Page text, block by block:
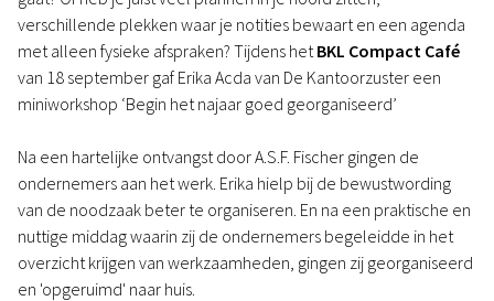
verschillende plekken waar je notities bewaart en een agenda
met alleen fysieke afspraken? Tijdens hetBKL Compact Café
van 18 september gaf Erika Acda van De Kantoorzuster een
miniworkshop ‘Begin het najaar goed georganiseerd’
Na een hartelijke ontvangst door A.S.F. Fischer gingen de
ondernemers aan het werk. Erika hielp bij de bewustwording
van de noodzaak beter te organiseren. En na een praktische en
nuttige middag waarin zij de ondernemers begeleidde in het
overzicht krijgen van werkzaamheden, gingen zij georganiseerd
en 'opgeruimd' naar huis.